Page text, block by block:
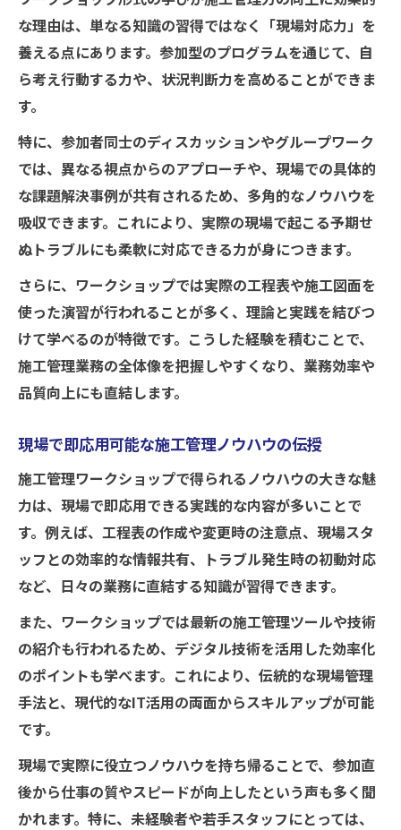
な理由は、単なる知識の習得ではなく「現場対応力」を
養える点にあります。参加型のプログラムを通じて、自
ら考え行動する力や、状況判断力を高めることができま
す。
特に、参加者同士のディスカッションやグループワーク
では、異なる視点からのアプローチや、現場での具体的
な課題解決事例が共有されるため、多角的なノウハウを
吸収できます。これにより、実際の現場で起こる予期せ
ぬトラブルにも柔軟に対応できる力が身につきます。
さらに、ワークショップでは実際の工程表や施工図面を
使った演習が行われることが多く、理論と実践を結びつ
けて学べるのが特徴です。こうした経験を積むことで、
施工管理業務の全体像を把握しやすくなり、業務効率や
品質向上にも直結します。
現場で即応用可能な施工管理ノウハウの伝授
施工管理ワークショップで得られるノウハウの大きな魅
力は、現場で即応用できる実践的な内容が多いことで
す。例えば、工程表の作成や変更時の注意点、現場スタ
ッフとの効率的な情報共有、トラブル発生時の初動対応
など、日々の業務に直結する知識が習得できます。
また、ワークショップでは最新の施工管理ツールや技術
の紹介も行われるため、デジタル技術を活用した効率化
のポイントも学べます。これにより、伝統的な現場管理
手法と、現代的なIT活用の両面からスキルアップが可能
です。
現場で実際に役立つノウハウを持ち帰ることで、参加直
後から仕事の質やスピードが向上したという声も多く聞
かれます。特に、未経験者や若手スタッフにとっては、